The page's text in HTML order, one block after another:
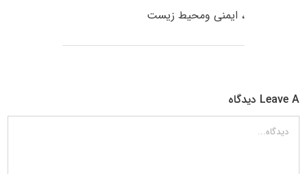
، ایمنی ومحیط زیست
Leave A دیدگاه
دیدگاه